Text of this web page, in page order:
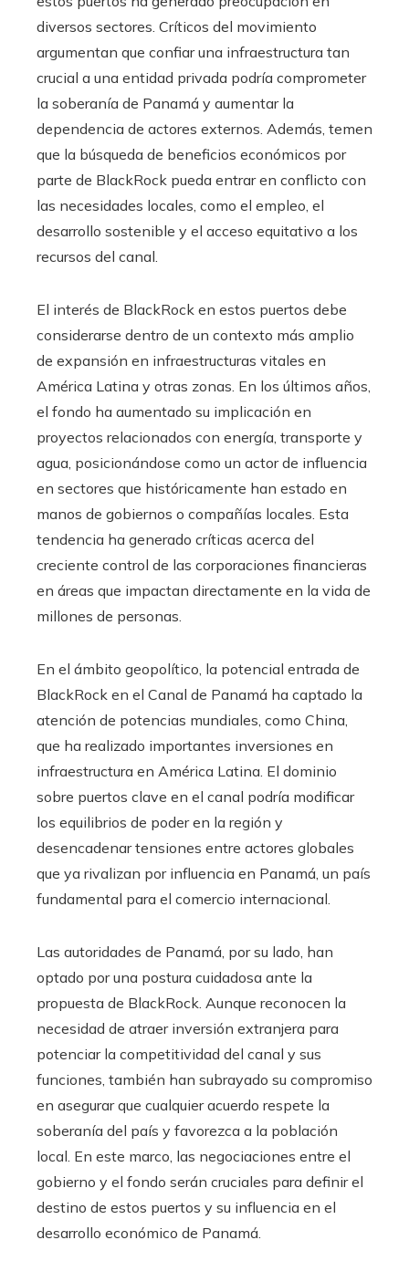
diversos sectores. Críticos del movimiento
argumentan que confiar una infraestructura tan
crucial a una entidad privada podría comprometer
la soberanía de Panamá y aumentar la
dependencia de actores externos. Además, temen
que la búsqueda de beneficios económicos por
parte de BlackRock pueda entrar en conflicto con
las necesidades locales, como el empleo, el
desarrollo sostenible y el acceso equitativo a los
recursos del canal.
El interés de BlackRock en estos puertos debe
considerarse dentro de un contexto más amplio
de expansión en infraestructuras vitales en
América Latina y otras zonas. En los últimos años,
el fondo ha aumentado su implicación en
proyectos relacionados con energía, transporte y
agua, posicionándose como un actor de influencia
en sectores que históricamente han estado en
manos de gobiernos o compañías locales. Esta
tendencia ha generado críticas acerca del
creciente control de las corporaciones financieras
en áreas que impactan directamente en la vida de
millones de personas.
En el ámbito geopolítico, la potencial entrada de
BlackRock en el Canal de Panamá ha captado la
atención de potencias mundiales, como China,
que ha realizado importantes inversiones en
infraestructura en América Latina. El dominio
sobre puertos clave en el canal podría modificar
los equilibrios de poder en la región y
desencadenar tensiones entre actores globales
que ya rivalizan por influencia en Panamá, un país
fundamental para el comercio internacional.
Las autoridades de Panamá, por su lado, han
optado por una postura cuidadosa ante la
propuesta de BlackRock. Aunque reconocen la
necesidad de atraer inversión extranjera para
potenciar la competitividad del canal y sus
funciones, también han subrayado su compromiso
en asegurar que cualquier acuerdo respete la
soberanía del país y favorezca a la población
local. En este marco, las negociaciones entre el
gobierno y el fondo serán cruciales para definir el
destino de estos puertos y su influencia en el
desarrollo económico de Panamá.